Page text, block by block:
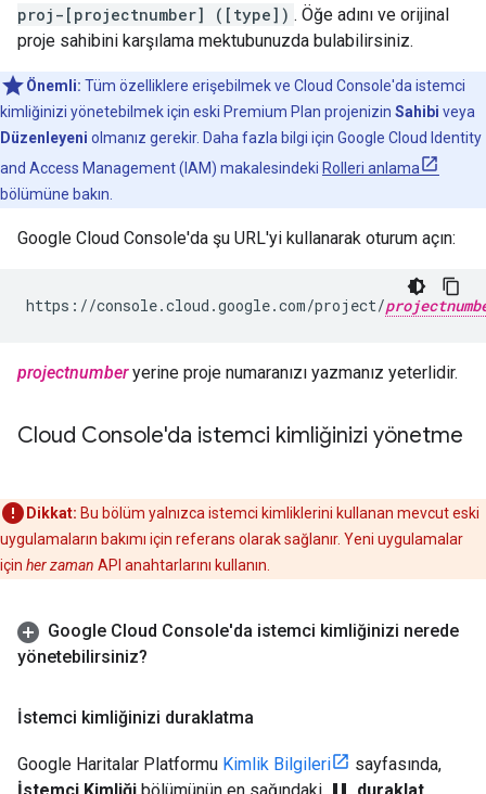
proj-[projectnumber] ([type]) . Öğe adını ve orijinal
proje sahibini karşılama mektubunuzda bulabilirsiniz.
Önemli: Tüm özelliklere erişebilmek ve Cloud Console'da istemci
kimliğinizi yönetebilmek için eski Premium Plan projenizin Sahibi veya
Düzenleyeni olmanız gerekir. Daha fazla bilgi için Google Cloud Identity
and Access Management (IAM) makalesindeki Rolleri anlama
bölümüne bakın.
Google Cloud Console'da şu URL'yi kullanarak oturum açın:
https://console.cloud.google.com/project/
projectnumberyerine proje numaranızı yazmanız yeterlidir.
Cloud Console'da istemci kimliğinizi yönetme
Dikkat: Bu bölüm yalnızca istemci kimliklerini kullanan mevcut eski
uygulamaların bakımı için referans olarak sağlanır. Yeni uygulamalar
için her zaman API anahtarlarını kullanın.
Google Cloud Console'da istemci kimliğinizi nerede
yönetebilirsiniz?
İstemci kimliğinizi duraklatma
Google Haritalar Platformu Kimlik Bilgileri
sayfasında,